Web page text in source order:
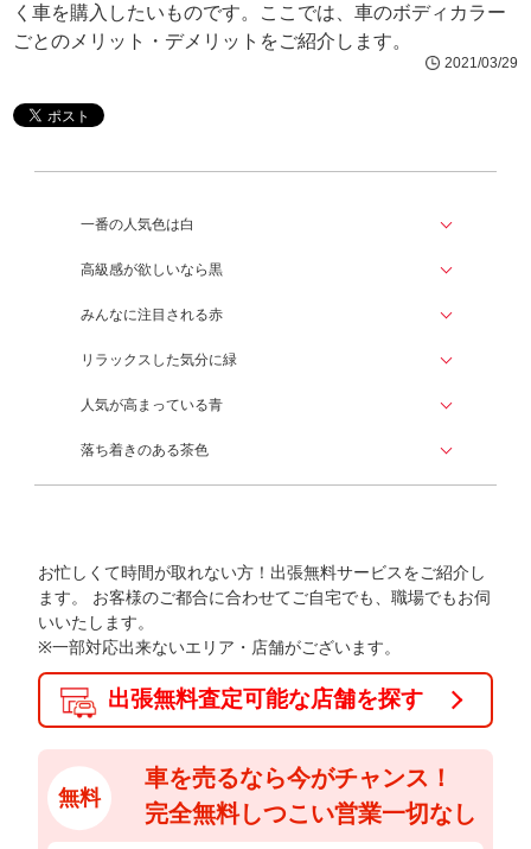
く車を購入したいものです。ここでは、車のボディカラー
ごとのメリット・デメリットをご紹介します。
2021/03/29
一番の人気色は白
高級感が欲しいなら黒
みんなに注目される赤
リラックスした気分に緑
人気が高まっている青
落ち着きのある茶色
お忙しくて時間が取れない方！出張無料サービスをご紹介し
ます。
お客様のご都合に合わせてご自宅でも、職場でもお伺
いいたします。
※一部対応出来ないエリア・店舗がございます。
出張無料査定可能な店舗を探す
無料
車を売るなら今がチャンス！
完全無料しつこい営業一切なし